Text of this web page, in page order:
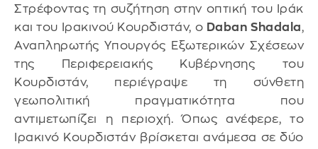
Στρέφοντας τη συζήτηση στην οπτική του Ιράκ
και του Ιρακινού Κουρδιστάν, ο Daban Shadala,
Αναπληρωτής Υπουργός Εξωτερικών Σχέσεων
της Περιφερειακής Κυβέρνησης του
Κουρδιστάν, περιέγραψε τη σύνθετη
γεωπολιτική πραγματικότητα που
αντιμετωπίζει η περιοχή. Όπως ανέφερε, το
Ιρακινό Κουρδιστάν βρίσκεται ανάμεσα σε δύο